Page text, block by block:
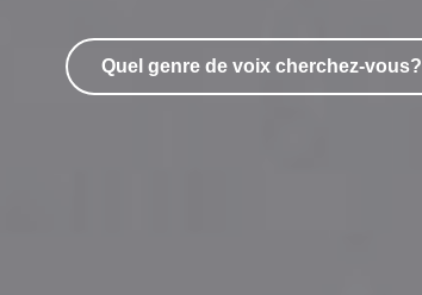
Quel genre de voix cherchez-vous?